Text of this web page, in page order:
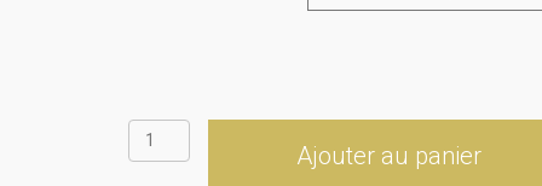
quantité
de
Ajouter au panier